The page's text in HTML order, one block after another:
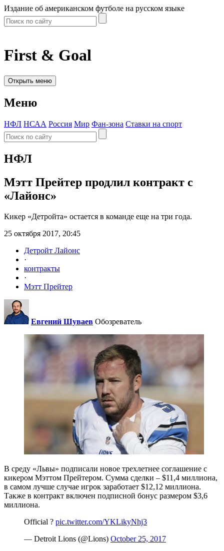
Издание об американском футболе на русском языке
First & Goal
Открыть меню
Меню
НФЛ НСАА Россия Мир Фан-зона Ставки на спорт
НФЛ
Мэтт Прейтер продлил контракт с
«Лайонс»
Кикер «Детройта» остается в команде еще на три года.
25 октября 2017, 20:45
Детройт Лайонс
·
контракты
·
Мэтт Прейтер
Евгений Шуваев Обозреватель
В среду «Львы» подписали новое трехлетнее соглашение с
кикером Мэттом Прейтером. Сумма сделки – $11,4 миллиона,
в самом лучше случае игрок заработает $12,12 миллиона.
Также в контракт включен подписной бонус размером $3,6
миллиона.
Official ? pic.twitter.com/YKLikyNhj3
— Detroit Lions (@Lions) October 25, 2017